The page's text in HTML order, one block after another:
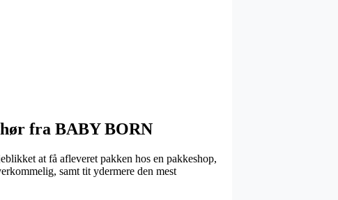
fra BABY BORN
at få afleveret pakken hos en pakkeshop,
samt tit ydermere den mest